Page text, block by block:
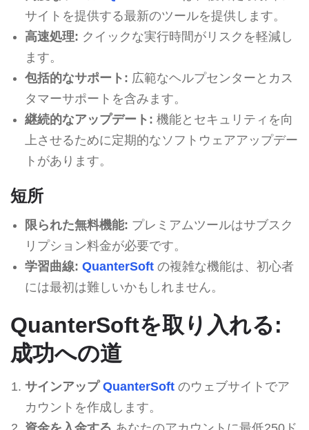
サイトを提供する最新のツールを提供します。
高速処理: クイックな実行時間がリスクを軽減し
ます。
包括的なサポート: 広範なヘルプセンターとカス
タマーサポートを含みます。
継続的なアップデート: 機能とセキュリティを向
上させるために定期的なソフトウェアアップデー
トがあります。
短所
限られた無料機能: プレミアムツールはサブスク
リプション料金が必要です。
学習曲線: QuanterSoftの複雑な機能は、初心者
には最初は難しいかもしれません。
QuanterSoftを取り入れる:
成功への道
サインアップ QuanterSoftのウェブサイトでア
カウントを作成します。